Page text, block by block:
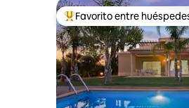
De los mejores en Favorito
Favorito entre